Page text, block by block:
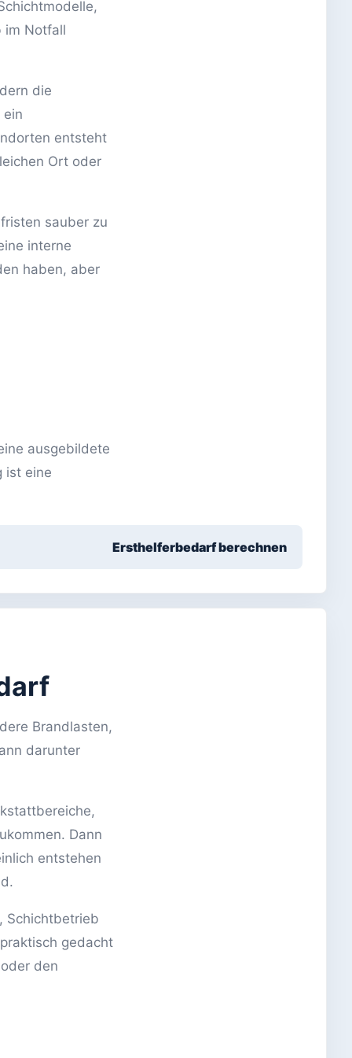
im Notfall
die
ein
entsteht
Ort oder
sauber zu
interne
haben, aber
ausgebildete
ist eine
Ersthelferbedarf berechnen
Brandlasten,
darunter
Dann
entstehen
Schichtbetrieb
gedacht
den